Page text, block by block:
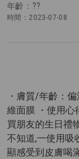
年齡：??
時間：2023-07-08
・膚質/年齡：
維面膜 ・使用心
買朋友的生日禮
不知道,一使用吸
顯感受到皮膚喝